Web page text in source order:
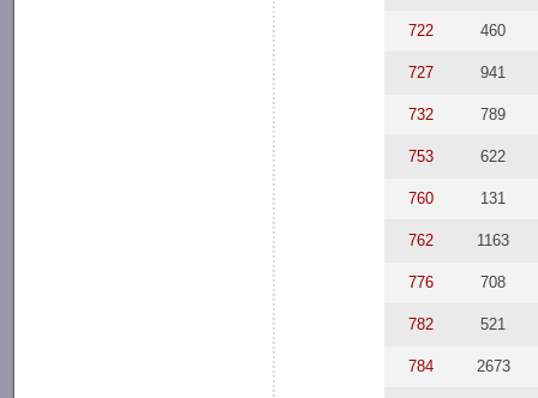
722 460
727 941
732 789
753 622
760 131
762 1163
776 708
782 521
784 2673